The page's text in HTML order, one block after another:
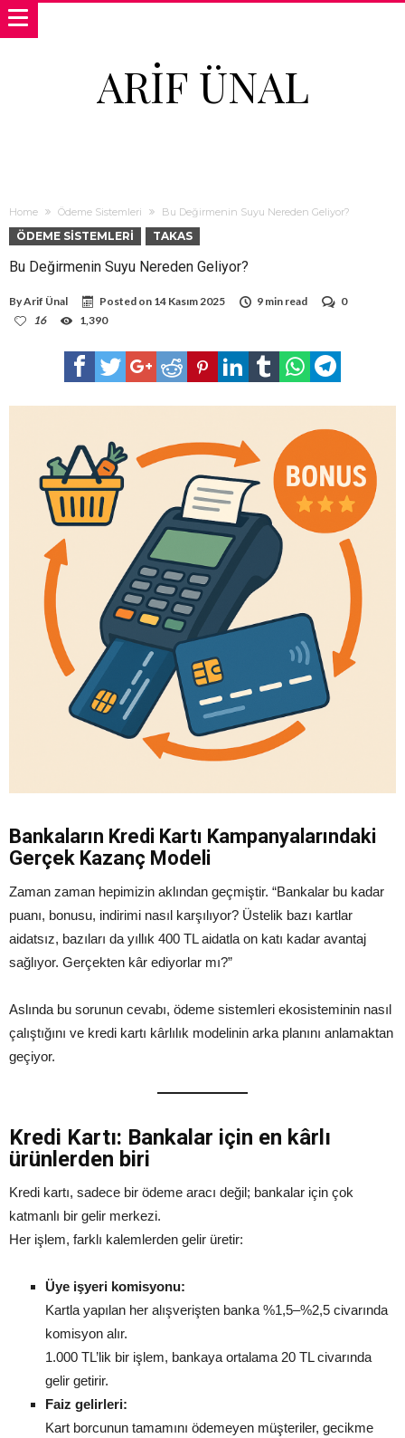
ARIF ÜNAL
Home Ödeme Sistemleri Bu Değirmenin Suyu Nereden Geliyor?
ÖDEME SISTEMLERI TAKAS
Bu Değirmenin Suyu Nereden Geliyor?
ByArif Ünal Posted on 14 Kasım 2025 9 min read
0
16
1,390
Bankaların Kredi Kartı Kampanyalarındaki
Gerçek Kazanç Modeli
Zaman zaman hepimizin aklından geçmiştir. “Bankalar bu kadar
puanı, bonusu, indirimi nasıl karşılıyor? Üstelik bazı kartlar
aidatsız, bazıları da yıllık 400 TL aidatla on katı kadar avantaj
sağlıyor. Gerçekten kâr ediyorlar mı?”
Aslında bu sorunun cevabı, ödeme sistemleri ekosisteminin nasıl
çalıştığını ve kredi kartı kârlılık modelinin arka planını anlamaktan
geçiyor.
Kredi Kartı: Bankalar için en kârlı
ürünlerden biri
Kredi kartı, sadece bir ödeme aracı değil; bankalar için çok
katmanlı bir gelir merkezi.
Her işlem, farklı kalemlerden gelir üretir:
Üye işyeri komisyonu:
Kartla yapılan her alışverişten banka %1,5–%2,5 civarında
komisyon alır.
1.000 TL’lik bir işlem, bankaya ortalama 20 TL civarında
gelir getirir.
Faiz gelirleri:
Kart borcunun tamamını ödemeyen müşteriler, gecikme